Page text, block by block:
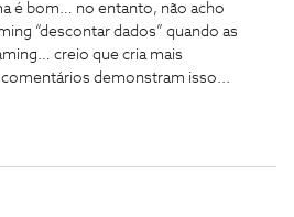
é bom… no entanto, não acho
“descontar dados” quando as
creio que cria mais
demonstram isso...